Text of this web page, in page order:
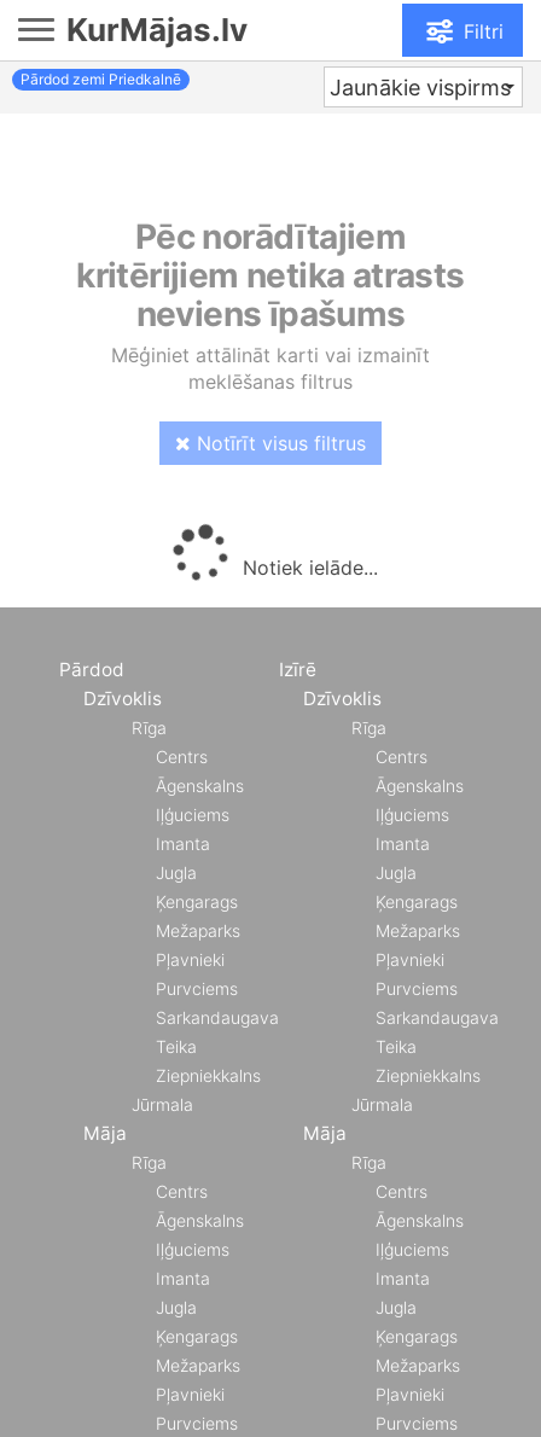
KurMājas.lv Filtri
Pārdod zemi Priedkalnē Jaunākie vispirms
Pēc norādītajiem
kritērijiem netika atrasts
neviens īpašums
Mēģiniet attālināt karti vai izmainīt
meklēšanas filtrus
Notīrīt visus filtrus
Notiek ielāde...
Pārdod
Dzīvoklis
Rīga
Centrs
Āgenskalns
Iļģuciems
Imanta
Jugla
Ķengarags
Mežaparks
Pļavnieki
Purvciems
Sarkandaugava
Teika
Ziepniekkalns
Jūrmala
Māja
Rīga
Centrs
Āgenskalns
Iļģuciems
Imanta
Jugla
Ķengarags
Mežaparks
Pļavnieki
Purvciems
Izīrē
Dzīvoklis
Rīga
Centrs
Āgenskalns
Iļģuciems
Imanta
Jugla
Ķengarags
Mežaparks
Pļavnieki
Purvciems
Sarkandaugava
Teika
Ziepniekkalns
Jūrmala
Māja
Rīga
Centrs
Āgenskalns
Iļģuciems
Imanta
Jugla
Ķengarags
Mežaparks
Pļavnieki
Purvciems